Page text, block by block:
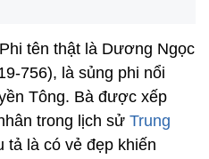
tên thật là Dương Ngọc
756), là sủng phi nổi
Tông. Bà được xếp
trong lịch sử Trung
là có vẻ đẹp khiến